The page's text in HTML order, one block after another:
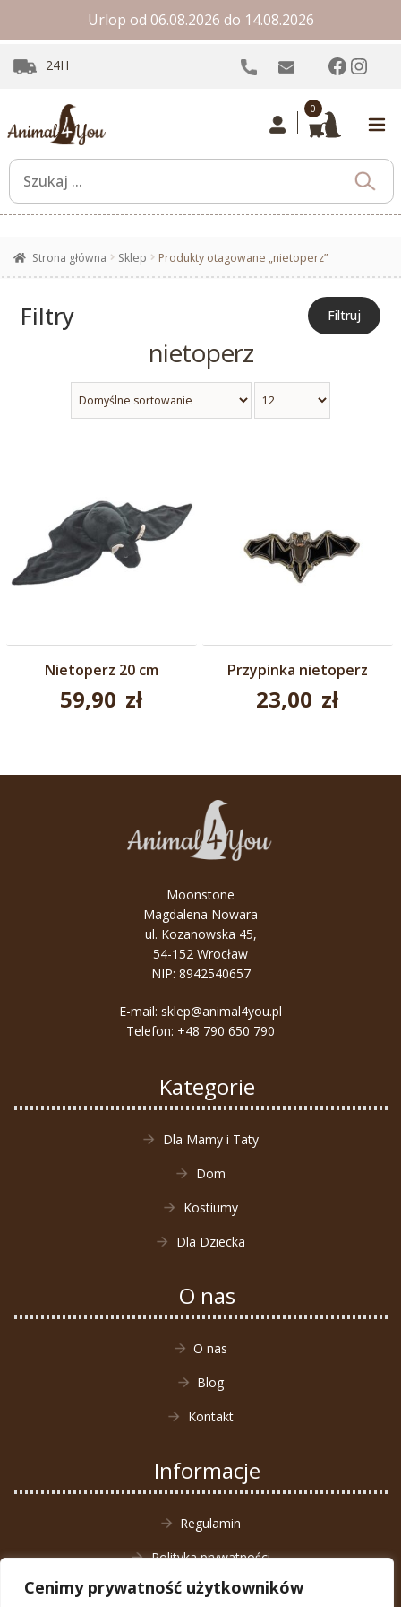
Cenimy prywatność użytkowników
Urlop od 06.08.2026 do 14.08.2026
24H
0
Strona główna Sklep Produkty otagowane „nietoperz”
nietoperz
Nietoperz 20 cm
59,90 zł
Przypinka nietoperz
23,00 zł
Filtry Filtruj
Moonstone
Magdalena Nowara
ul. Kozanowska 45,
54-152 Wrocław
NIP: 8942540657
E-mail: sklep@animal4you.pl
Telefon: +48 790 650 790
Kategorie
Dla Mamy i Taty
Dom
Kostiumy
Dla Dziecka
O nas
O nas
Blog
Kontakt
Informacje
Regulamin
Polityka prywatności
Zwrot towaru